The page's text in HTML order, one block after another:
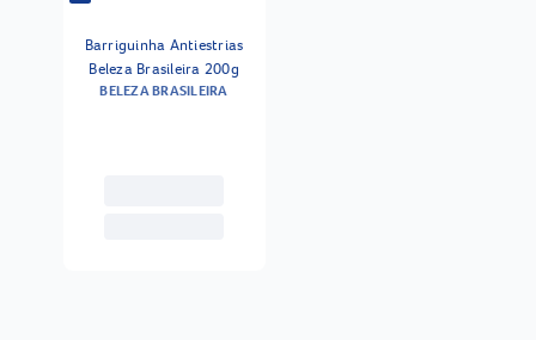
Barriguinha Antiestrias
Beleza Brasileira 200g
BELEZA BRASILEIRA